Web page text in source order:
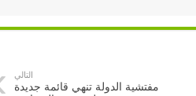
التالي
مفتشية الدولة تنهي قائمة جديدة